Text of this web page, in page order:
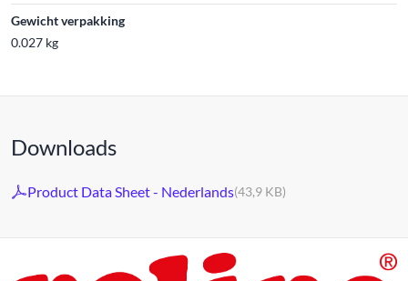
Gewicht verpakking
0.027 kg
Downloads
Product Data Sheet - Nederlands(43,9 KB)